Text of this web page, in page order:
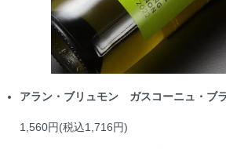
アラン・ブリュモン ガスコーニュ・ブ
1,560円(税込1,716円)